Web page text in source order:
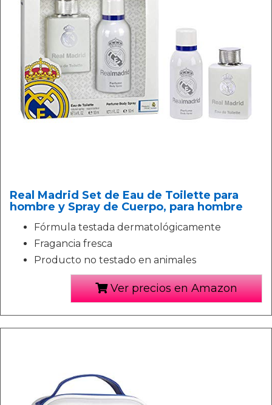
Real Madrid Set de Eau de Toilette para
hombre y Spray de Cuerpo, para hombre
Fórmula testada dermatológicamente
Fragancia fresca
Producto no testado en animales
Ver precios en Amazon